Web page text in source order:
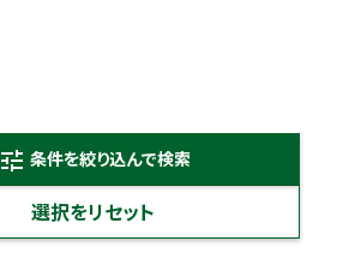
tune 条件を絞り込んで検索